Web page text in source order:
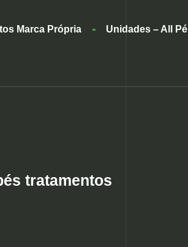
Marca Própria Unidades – All Pé
tratamentos